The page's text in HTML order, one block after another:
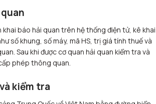
báo hải quan trên hệ thống điện tử, kê khai
số khung, số máy, mã HS, trị giá tính thuế và
Sau khi được cơ quan hải quan kiểm tra và
phép thông quan.
kiểm tra